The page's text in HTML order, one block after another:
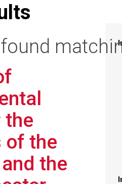
the
of the
the